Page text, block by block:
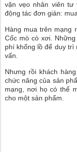
vặn vẹo nhân viên
động tác đơn giản:
Hàng mua trên mạng
Cốc mò cò xơi.
phí khổng lồ để duy trì
vấn.
Nhưng rồi khách
chức năng của sản
mạng, nơi họ có thể
cho một sản phẩm.